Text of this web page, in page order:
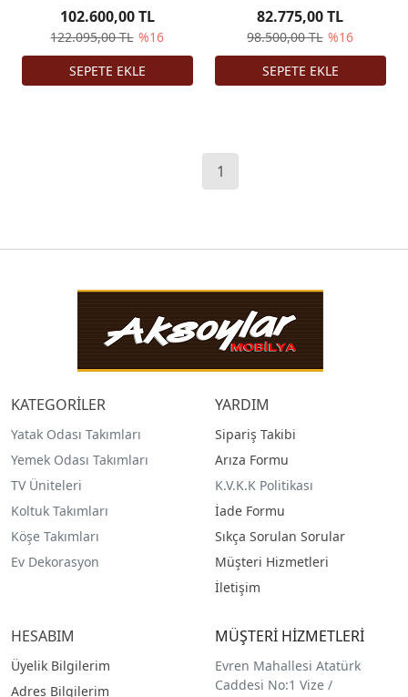
122.095,00 TL %16
102.600,00 TL
98.500,00 TL %16
82.775,00 TL
1
KATEGORİLER
Yatak Odası Takımları
Yemek Odası Takımları
TV Üniteleri
Koltuk Takımları
Köşe Takımları
Ev Dekorasyon
YARDIM
Sipariş Takibi
Arıza Formu
K.V.K.K Politikası
İade Formu
Sıkça Sorulan Sorular
Müşteri Hizmetleri
İletişim
HESABIM
Üyelik Bilgilerim
Adres Bilgilerim
MÜŞTERİ HİZMETLERİ
Evren Mahallesi Atatürk
Caddesi No:1 Vize /